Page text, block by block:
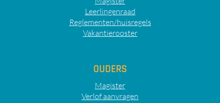
Leerlingenraad
Reglementen/huisregels
Vakantierooster
OUDERS
Magister
Verlof aanvragen